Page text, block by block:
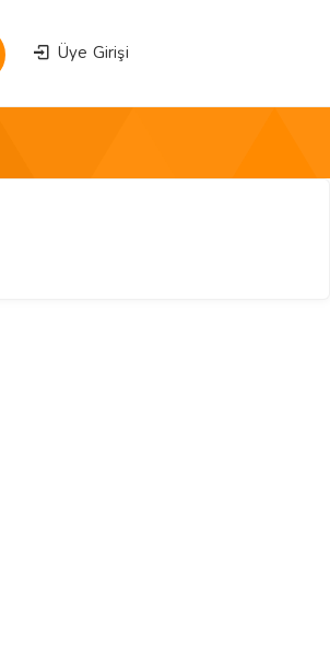
Üye Girişi